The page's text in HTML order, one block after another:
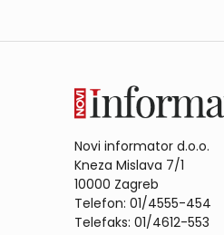
Novi informator d.o.o.
Kneza Mislava 7/1
10000 Zagreb
Telefon: 01/4555-454
Telefaks: 01/4612-553